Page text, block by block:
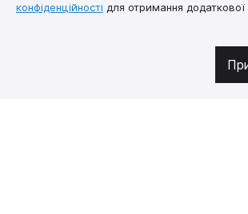
конфіденційності для отримання додаткової